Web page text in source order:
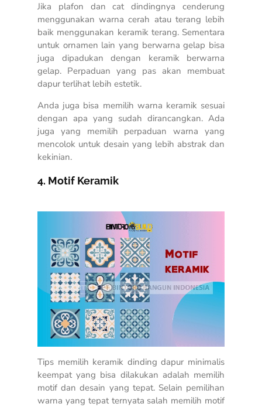
Jika plafon dan cat dindingnya cenderung
menggunakan warna cerah atau terang lebih
baik menggunakan keramik terang. Sementara
untuk ornamen lain yang berwarna gelap bisa
juga dipadukan dengan keramik berwarna
gelap. Perpaduan yang pas akan membuat
dapur terlihat lebih estetik.
Anda juga bisa memilih warna keramik sesuai
dengan apa yang sudah dirancangkan. Ada
juga yang memilih perpaduan warna yang
mencolok untuk desain yang lebih abstrak dan
kekinian.
4. Motif Keramik
Tips memilih keramik dinding dapur minimalis
keempat yang bisa dilakukan adalah memilih
motif dan desain yang tepat. Selain pemilihan
warna yang tepat ternyata salah memilih motif